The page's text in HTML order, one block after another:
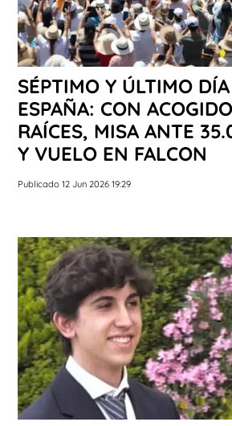
SÉPTIMO Y ÚLTIMO
ESPAÑA: CON
RAÍCES, MISA ANTE
Y VUELO EN FALCON
Publicado 12 Jun 2026 19:29